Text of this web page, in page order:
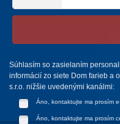
Súhlasím so zasielaním
informácií zo siete Dom farieb a
s.r.o. nižšie uvedenými kanálmi:
Áno, kontaktujte ma prosím
Áno, kontaktujte ma prosím